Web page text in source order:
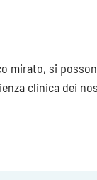
mirato, si
clinica dei